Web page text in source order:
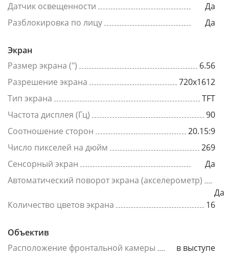
Датчик освещенности
Да
Разблокировка по лицу
Да
Экран
Размер экрана (")
6.56
Разрешение экрана
720x1612
Тип экрана
TFT
Частота дисплея (Гц)
90
Соотношение сторон
20.15:9
Число пикселей на дюйм
269
Сенсорный экран
Да
Автоматический поворот экрана (акселерометр)
Да
Количество цветов экрана
16
Объектив
Расположение фронтальной камеры
в выступе